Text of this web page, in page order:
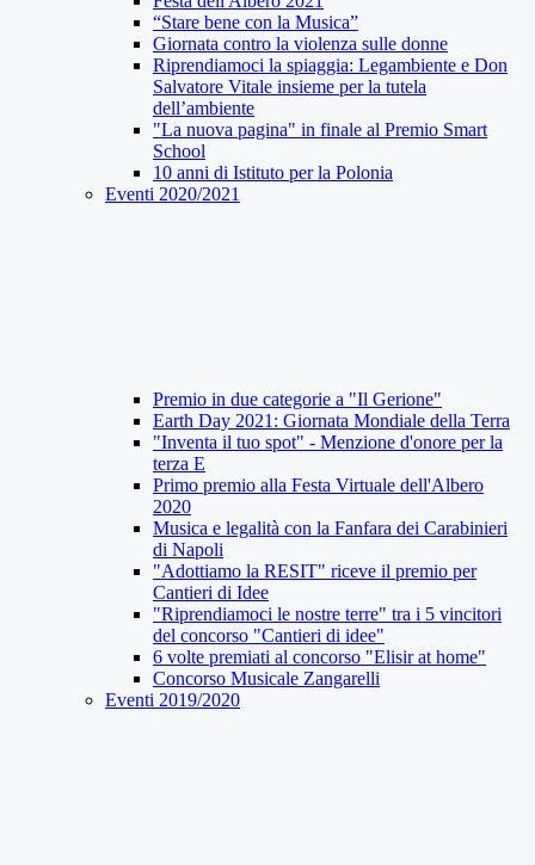
“Stare bene con la Musica”
Giornata contro la violenza sulle donne
Riprendiamoci la spiaggia: Legambiente e Don
Salvatore Vitale insieme per la tutela
dell’ambiente
"La nuova pagina" in finale al Premio Smart
School
10 anni di Istituto per la Polonia
Eventi 2020/2021
Premio in due categorie a "Il Gerione"
Earth Day 2021: Giornata Mondiale della Terra
"Inventa il tuo spot" - Menzione d'onore per la
terza E
Primo premio alla Festa Virtuale dell'Albero
2020
Musica e legalità con la Fanfara dei Carabinieri
di Napoli
"Adottiamo la RESIT" riceve il premio per
Cantieri di Idee
"Riprendiamoci le nostre terre" tra i 5 vincitori
del concorso "Cantieri di idee"
6 volte premiati al concorso "Elisir at home"
Concorso Musicale Zangarelli
Eventi 2019/2020